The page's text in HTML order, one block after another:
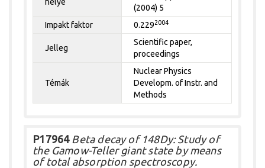
(2004) 5
Impakt faktor
0.2292004
Jelleg
Scientific paper,
proceedings
Témák
Nuclear Physics
Developm. of Instr. and
Methods
P17964Beta decay of 148Dy: Study of
the Gamow-Teller giant state by means
of total absorption spectroscopy.